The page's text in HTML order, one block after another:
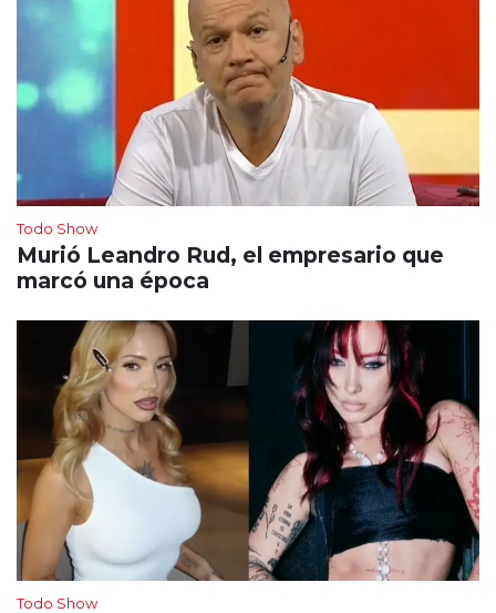
Todo Show
Murió Leandro Rud, el empresario que
marcó una época
Todo Show